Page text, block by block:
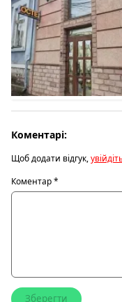
Коментарі:
Щоб додати відгук,
Коментар*